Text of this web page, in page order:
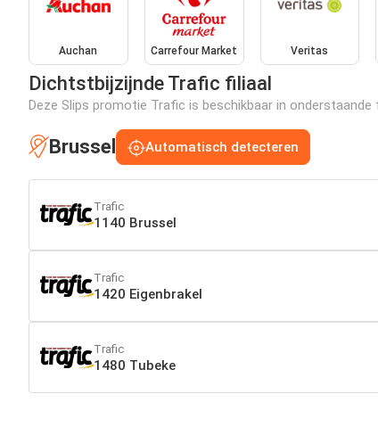
Auchan Carrefour Market Veritas
Dichtstbijzijnde Trafic filiaal
Deze Slips promotie Trafic is beschikbaar in
Brussel Automatisch detecteren
Trafic
1140 Brussel
Trafic
1420 Eigenbrakel
Trafic
1480 Tubeke